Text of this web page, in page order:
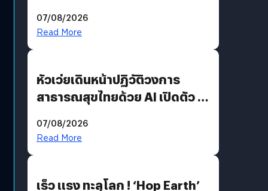
โดยตรง
07/08/2026
Read More
หัวเว่ยเดินหน้าปฏิวัติวงการ
สาธารณสุขไทยด้วย AI เปิดตัว 4
AI เพื่อการแพทย์ในประเทศไทย
07/08/2026
Read More
เร็ว แรง ทะลุโลก ! ‘Hop Earth’